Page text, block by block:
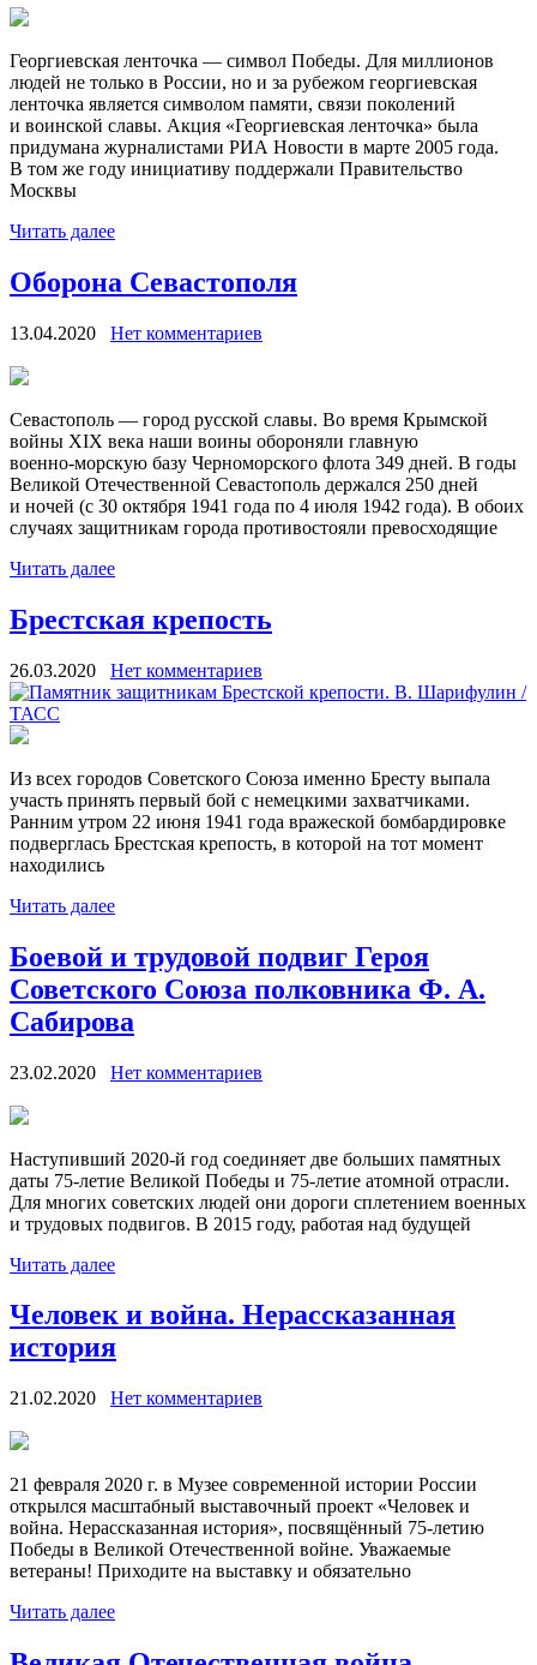
Георгиевская ленточка — символ Победы. Для миллионов
людей не только в России, но и за рубежом георгиевская
ленточка является символом памяти, связи поколений
и воинской славы. Акция «Георгиевская ленточка» была
придумана журналистами РИА Новости в марте 2005 года.
В том же году инициативу поддержали Правительство
Москвы
Читать далее
Оборона Севастополя
13.04.2020 Нет комментариев
Севастополь — город русской славы. Во время Крымской
войны XIX века наши воины обороняли главную
военно‑морскую базу Черноморского флота 349 дней. В годы
Великой Отечественной Севастополь держался 250 дней
и ночей (с 30 октября 1941 года по 4 июля 1942 года). В обоих
случаях защитникам города противостояли превосходящие
Читать далее
Брестская крепость
26.03.2020 Нет комментариев
Из всех городов Советского Союза именно Бресту выпала
участь принять первый бой с немецкими захватчиками.
Ранним утром 22 июня 1941 года вражеской бомбардировке
подверглась Брестская крепость, в которой на тот момент
находились
Читать далее
Боевой и трудовой подвиг Героя
Советского Союза полковника Ф. А.
Сабирова
23.02.2020 Нет комментариев
Наступивший 2020-й год соединяет две больших памятных
даты 75-летие Великой Победы и 75-летие атомной отрасли.
Для многих советских людей они дороги сплетением военных
и трудовых подвигов. В 2015 году, работая над будущей
Читать далее
Человек и война. Нерассказанная
история
21.02.2020 Нет комментариев
21 февраля 2020 г. в Музее современной истории России
открылся масштабный выставочный проект «Человек и
война. Нерассказанная история», посвящённый 75-летию
Победы в Великой Отечественной войне. Уважаемые
ветераны! Приходите на выставку и обязательно
Читать далее